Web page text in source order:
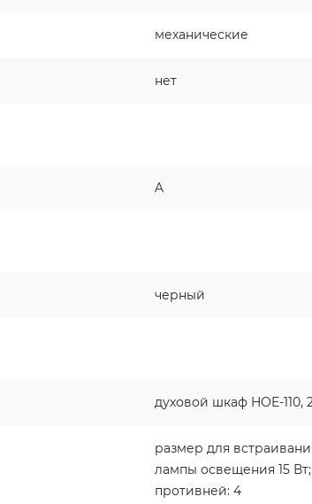
механические
нет
A
черный
духовой шкаф HOE-110,
размер для
лампы освещения 15
противней: 4